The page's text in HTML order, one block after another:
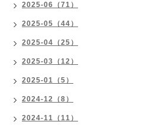
2025-06（71）
2025-05（44）
2025-04（25）
2025-03（12）
2025-01（5）
2024-12（8）
2024-11（11）